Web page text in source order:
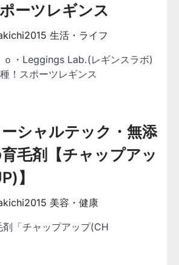
ーツレギンス
生活・ライフ
ｏ・Leggings Lab.(レギンスラボ)
！スポーツレギンス
シャルテック・無添
毛剤【チャップアッ
】
美容・健康
「チャップアップ(CH